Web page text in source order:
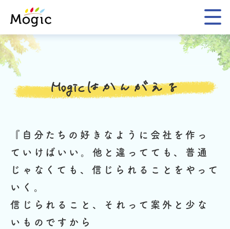
Mogic
Mogicはかんがえる
『自分たちの好きなように会社を作っ
ていけばいい。 他と違ってても、普通
じゃなくても、信じられることをやって
いく。
信じられること、それって案外と少な
いものですから